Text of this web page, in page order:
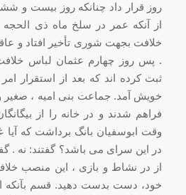
روز قرار داد چنانکه روز بیست و
از آنکه عمر در سلخ ماه ذى
خلافت بجهت شورى تأخیر افتاد و
. پس روز چهارم عثمان لباس
ثبت کرده اند که بعد از استقرار
خویش آمد. جماعت بنى امیه ، صغیر
فراهم شدند و در خانه را از
وقت ابوسفیان بانگ برداشت که آیا
در این سراى مى باشد؟ گفتند: نه .
از در نشاط و بازى ، این منصب
خود، دست بدست دهید. قسم بآنکه